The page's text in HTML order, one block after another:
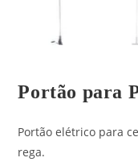
Portão para
Portão elétrico para
rega.